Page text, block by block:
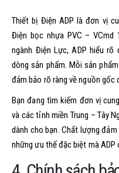
Thiết bị Điện ADP là đơn vị
Điện bọc nhựa PVC –
ngành Điện Lực, ADP hiểu
dòng sản phẩm. Mỗi sản
đảm bảo rõ ràng về nguồn gốc
Bạn đang tìm kiếm đơn vị
và các tỉnh miền Trung – Tây
dành cho bạn. Chất lượng
những ưu thế đặc biệt mà ADP